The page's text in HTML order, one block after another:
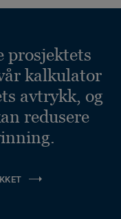
prosjektets
kalkulator
avtrykk, og
redusere